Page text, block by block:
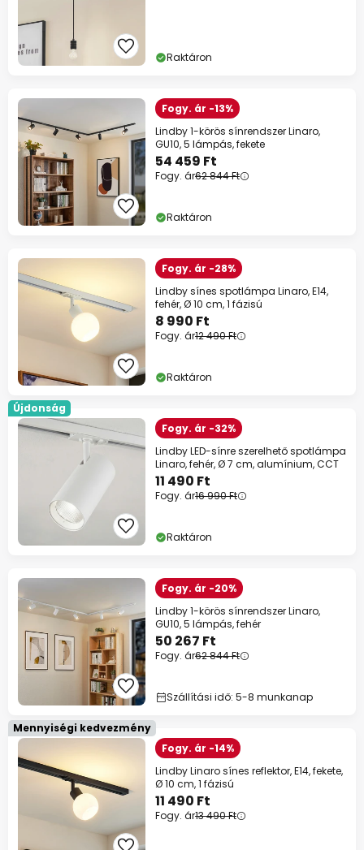
Raktáron
Fogy. ár -13%
Lindby 1-körös sínrendszer Linaro,
GU10, 5 lámpás, fekete
54 459 Ft
Fogy. ár62 844 Ft
Raktáron
Fogy. ár -28%
Lindby sínes spotlámpa Linaro, E14,
fehér, Ø 10 cm, 1 fázisú
8 990 Ft
Fogy. ár12 490 Ft
Raktáron
Újdonság
Fogy. ár -32%
Lindby LED-sínre szerelhető spotlámpa
Linaro, fehér, Ø 7 cm, alumínium, CCT
11 490 Ft
Fogy. ár16 990 Ft
Raktáron
Fogy. ár -20%
Lindby 1-körös sínrendszer Linaro,
GU10, 5 lámpás, fehér
50 267 Ft
Fogy. ár62 844 Ft
Szállítási idő: 5-8 munkanap
Mennyiségi kedvezmény
Fogy. ár -14%
Lindby Linaro sínes reflektor, E14, fekete,
Ø 10 cm, 1 fázisú
11 490 Ft
Fogy. ár13 490 Ft